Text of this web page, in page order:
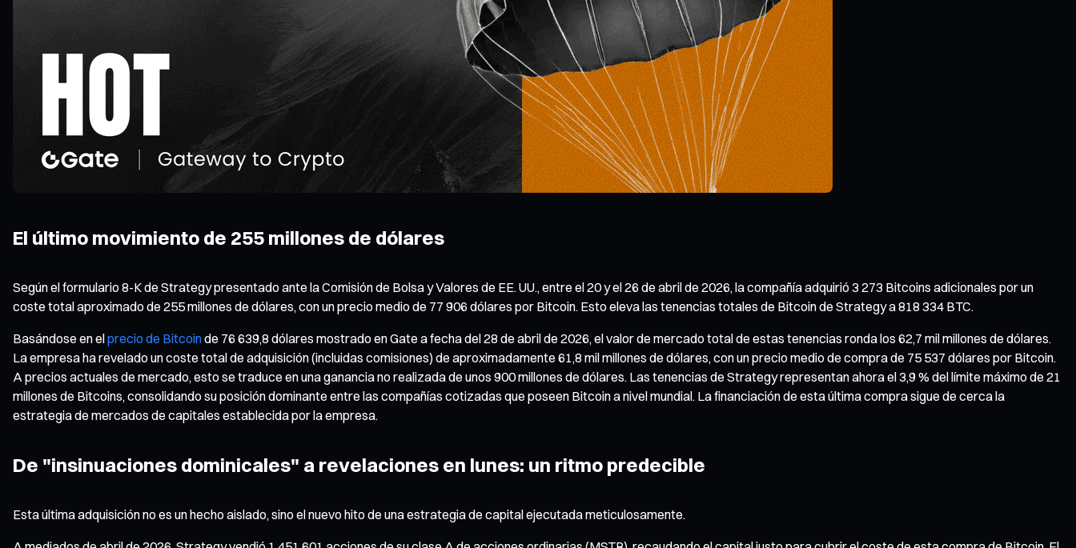
El último movimiento de 255 millones de dólares
Según el formulario 8-K de Strategy presentado ante la Comisión de Bolsa y Valores de EE. UU., entre el 20 y el 26 de abril de 2026, la compañía adquirió 3 273 Bitcoins adicionales por un
coste total aproximado de 255 millones de dólares, con un precio medio de 77 906 dólares por Bitcoin. Esto eleva las tenencias totales de Bitcoin de Strategy a 818 334 BTC.
Basándose en elprecio de Bitcoinde 76 639,8 dólares mostrado en Gate a fecha del 28 de abril de 2026, el valor de mercado total de estas tenencias ronda los 62,7 mil millones de dólares.
La empresa ha revelado un coste total de adquisición (incluidas comisiones) de aproximadamente 61,8 mil millones de dólares, con un precio medio de compra de 75 537 dólares por Bitcoin.
A precios actuales de mercado, esto se traduce en una ganancia no realizada de unos 900 millones de dólares. Las tenencias de Strategy representan ahora el 3,9 % del límite máximo de 21
millones de Bitcoins, consolidando su posición dominante entre las compañías cotizadas que poseen Bitcoin a nivel mundial. La financiación de esta última compra sigue de cerca la
estrategia de mercados de capitales establecida por la empresa.
De "insinuaciones dominicales" a revelaciones en lunes: un ritmo predecible
Esta última adquisición no es un hecho aislado, sino el nuevo hito de una estrategia de capital ejecutada meticulosamente.